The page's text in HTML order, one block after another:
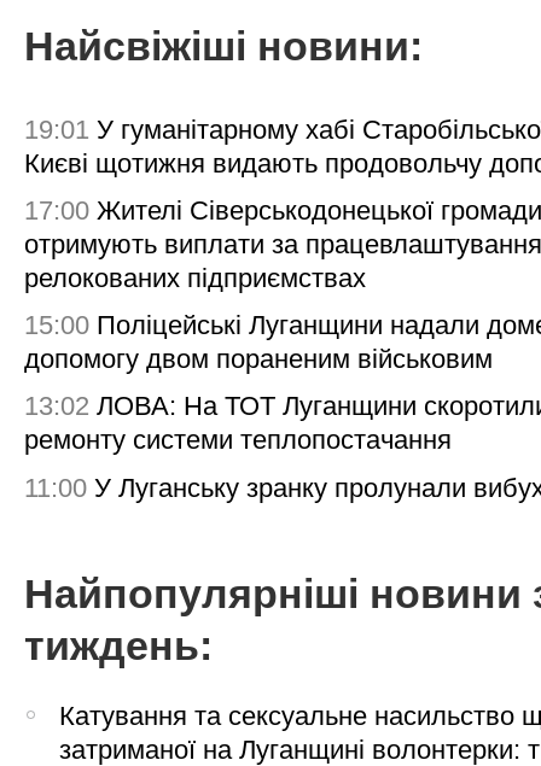
Найсвіжіші новини:
19:01 У гуманітарному хабі
Києві щотижня видають продовольчу
17:00 Жителі Сіверськодонецької
отримують виплати за
релокованих підприємствах
15:00 Поліцейські Луганщини надали
допомогу двом пораненим військовим
13:02 ЛОВА: На ТОТ Луганщини
ремонту системи теплопостачання
11:00 У Луганську зранку пролунали
Найпопулярніші новини
тиждень:
Катування та сексуальне насильство
затриманої на Луганщині волонтерки: